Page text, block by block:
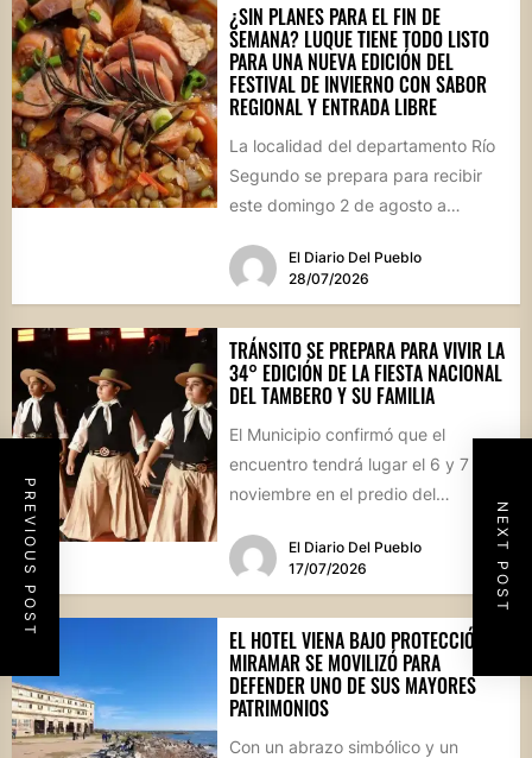
PREVIOUS POST NEXT POST
¿SIN PLANES PARA EL FIN DE
SEMANA? LUQUE TIENE TODO LISTO
PARA UNA NUEVA EDICIÓN DEL
FESTIVAL DE INVIERNO CON SABOR
REGIONAL Y ENTRADA LIBRE
La localidad del departamento Río
Segundo se prepara para recibir
este domingo 2 de agosto a
El Diario Del Pueblo
28/07/2026
TRÁNSITO SE PREPARA PARA VIVIR LA
34° EDICIÓN DE LA FIESTA NACIONAL
DEL TAMBERO Y SU FAMILIA
El Municipio confirmó que el
encuentro tendrá lugar el 6 y 7 de
noviembre en el predio del
El Diario Del Pueblo
17/07/2026
EL HOTEL VIENA BAJO PROTECCIÓN:
MIRAMAR SE MOVILIZÓ PARA
DEFENDER UNO DE SUS MAYORES
PATRIMONIOS
Con un abrazo simbólico y un